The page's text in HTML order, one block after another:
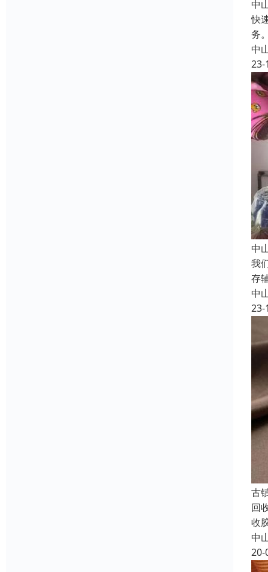
中
快
务
中
23-
中
我
存
中
23-
古
回
收
中
20-